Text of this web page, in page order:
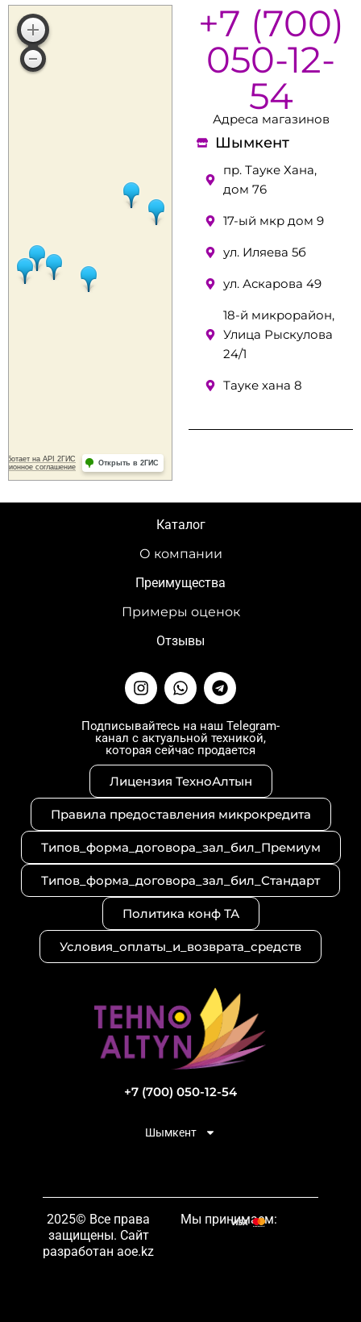
+7 (700)
050-12-
54
Адреса магазинов
Шымкент
пр. Тауке Хана,
дом 76
17-ый мкр дом 9
ул. Иляева 5б
ул. Аскарова 49
18-й микрорайон,
Улица Рыскулова
24/1
Тауке хана 8
+7 (700) 050-12-54
Шымкент
I
n
t
a
g
r
a
m
W
h
t
s
a
p
p
T
e
e
g
r
a
m
Подписывайтесь на наш Telegram-
канал с актуальной техникой,
которая сейчас продается
Лицензия ТехноАлтын
Правила предоставления микрокредита
Типов_форма_договора_зал_бил_Премиум
Типов_форма_договора_зал_бил_Стандарт
Политика конф ТА
Условия_оплаты_и_возврата_средств
Каталог
О компании
Преимущества
Примеры оценок
Отзывы
2025© Все права
защищены. Сайт
разработан aoe.kz
Мы принимаем: